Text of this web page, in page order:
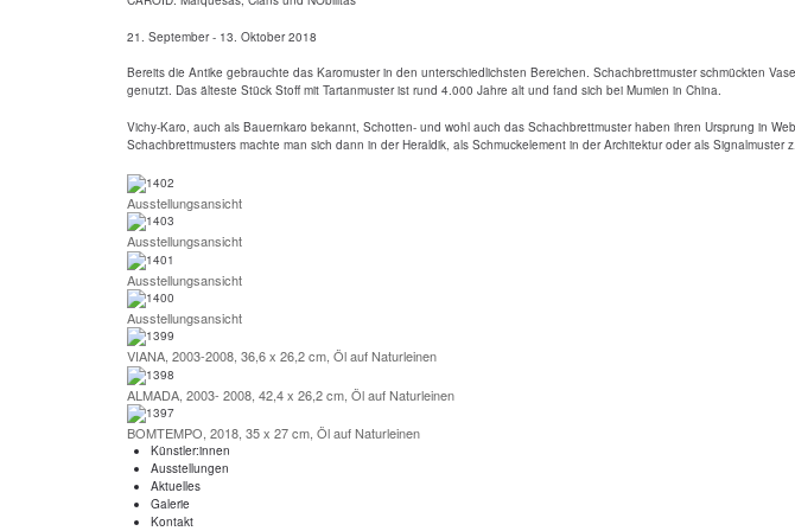
21. September - 13. Oktober 2018
Bereits die Antike gebrauchte das Karomuster in den unterschiedlichsten Bereichen. Schachbrettmuster schmückten
genutzt. Das älteste Stück Stoff mit Tartanmuster ist rund 4.000 Jahre alt und fand sich bei Mumien in China.
Vichy-Karo, auch als Bauernkaro bekannt, Schotten- und wohl auch das Schachbrettmuster haben ihren Ursprung in
Schachbrettmusters machte man sich dann in der Heraldik, als Schmuckelement in der Architektur oder als Signalmuster
Ausstellungsansicht
Ausstellungsansicht
Ausstellungsansicht
Ausstellungsansicht
VIANA, 2003-2008, 36,6 x 26,2 cm, Öl auf Naturleinen
ALMADA, 2003- 2008, 42,4 x 26,2 cm, Öl auf Naturleinen
BOMTEMPO, 2018, 35 x 27 cm, Öl auf Naturleinen
Künstler:innen
Ausstellungen
Aktuelles
Galerie
Kontakt